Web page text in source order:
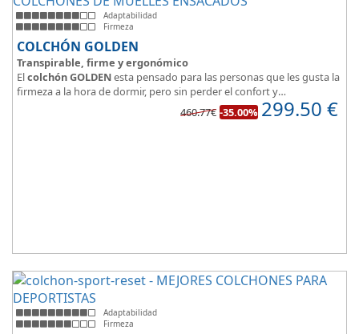
Adaptabilidad
Firmeza
COLCHÓN GOLDEN
Transpirable, firme y ergonómico
Elcolchón GOLDENesta pensado para las personas que les gusta la
firmeza a la hora de dormir, pero sin perder el confort y
adaptabilidad que nos ofrece la viscoelástica.
Su excelente diseño, suave tejido e independencia de lechos,
460.77€ -35.00% 299.50 €
Adaptabilidad
Firmeza